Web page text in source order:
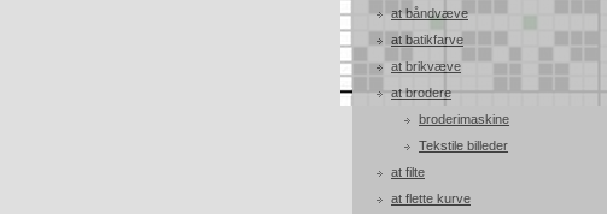
at båndvæve
at batikfarve
at brikvæve
at brodere
broderimaskine
Tekstile billeder
at filte
at flette kurve